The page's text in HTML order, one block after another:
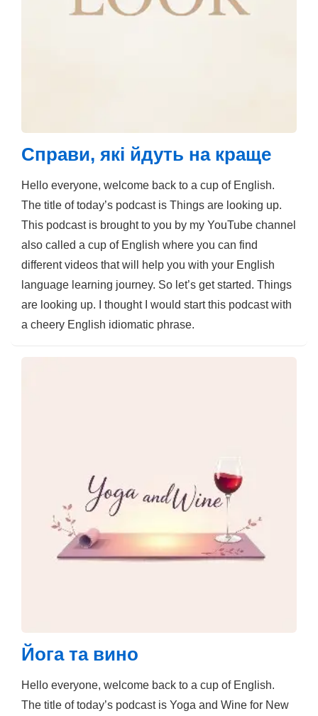
Справи, які йдуть на краще
Hello everyone, welcome back to a cup of English.
The title of today’s podcast is Things are looking up.
This podcast is brought to you by my YouTube channel
also called a cup of English where you can find
different videos that will help you with your English
language learning journey. So let’s get started. Things
are looking up. I thought I would start this podcast with
a cheery English idiomatic phrase.
Йога та вино
Hello everyone, welcome back to a cup of English.
The title of today’s podcast is Yoga and Wine for New